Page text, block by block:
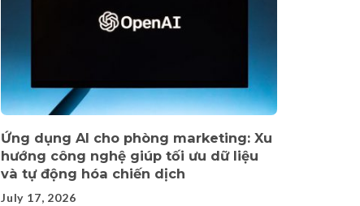
Ứng dụng AI cho phòng marketing: Xu
hướng công nghệ giúp tối ưu dữ liệu
và tự động hóa chiến dịch
July 17, 2026